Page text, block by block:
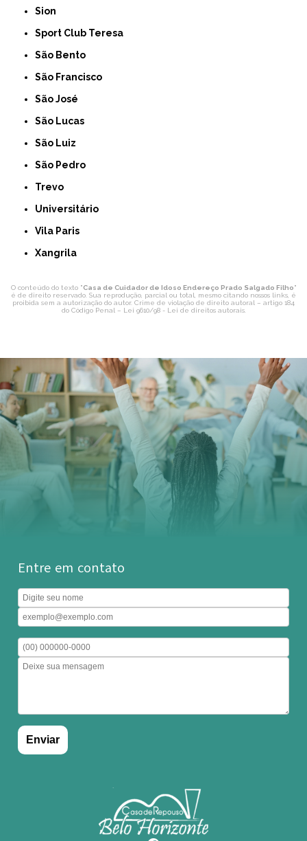
Sion
Sport Club Teresa
São Bento
São Francisco
São José
São Lucas
São Luiz
São Pedro
Trevo
Universitário
Vila Paris
Xangrila
O conteúdo do texto "Casa de Cuidador de Idoso Endereço Prado Salgado Filho"
é de direito reservado. Sua reprodução, parcial ou total, mesmo citando nossos links, é
proibida sem a autorização do autor. Crime de violação de direito autoral – artigo 184
do Código Penal – Lei 9610/98 - Lei de direitos autorais.
Entre em contato